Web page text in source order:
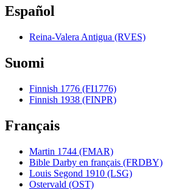
Español
Reina-Valera Antigua (RVES)
Suomi
Finnish 1776 (FI1776)
Finnish 1938 (FINPR)
Français
Martin 1744 (FMAR)
Bible Darby en français (FRDBY)
Louis Segond 1910 (LSG)
Ostervald (OST)